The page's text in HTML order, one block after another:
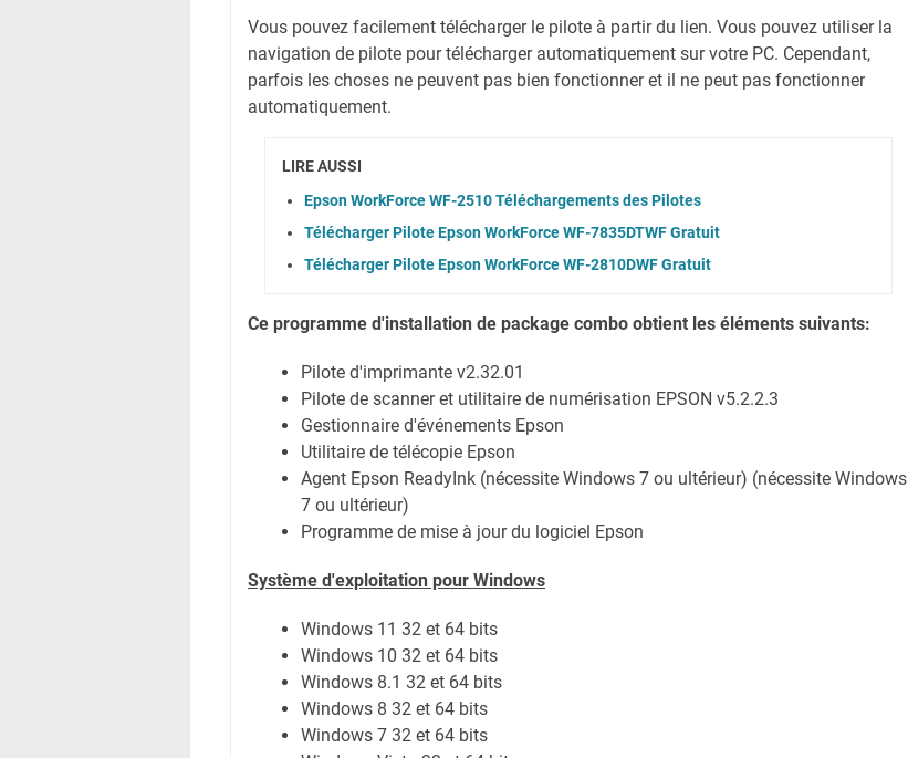
Vous pouvez facilement télécharger le pilote à partir du lien. Vous pouvez utiliser la
navigation de pilote pour télécharger automatiquement sur votre PC. Cependant,
parfois les choses ne peuvent pas bien fonctionner et il ne peut pas fonctionner
automatiquement.
LIRE AUSSI
Epson WorkForce WF-2510 Téléchargements des Pilotes
Télécharger Pilote Epson WorkForce WF-7835DTWF Gratuit
Télécharger Pilote Epson WorkForce WF-2810DWF Gratuit
Ce programme d'installation de package combo obtient les éléments suivants:
Pilote d'imprimante v2.32.01
Pilote de scanner et utilitaire de numérisation EPSON v5.2.2.3
Gestionnaire d'événements Epson
Utilitaire de télécopie Epson
Agent Epson ReadyInk (nécessite Windows 7 ou ultérieur) (nécessite Windows
7 ou ultérieur)
Programme de mise à jour du logiciel Epson
Système d'exploitation pour Windows
Windows 11 32 et 64 bits
Windows 10 32 et 64 bits
Windows 8.1 32 et 64 bits
Windows 8 32 et 64 bits
Windows 7 32 et 64 bits